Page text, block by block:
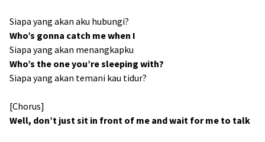
Siapa yang akan aku hubungi?
Who’s gonna catch me when I
Siapa yang akan menangkapku
Who’s the one you’re sleeping with?
Siapa yang akan temani kau tidur?
[Chorus]
Well, don’t just sit in front of me and wait for me to talk